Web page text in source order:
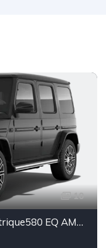
10
Mercedes-Benz Classe G Electrique580 EQ AMG Line Superior